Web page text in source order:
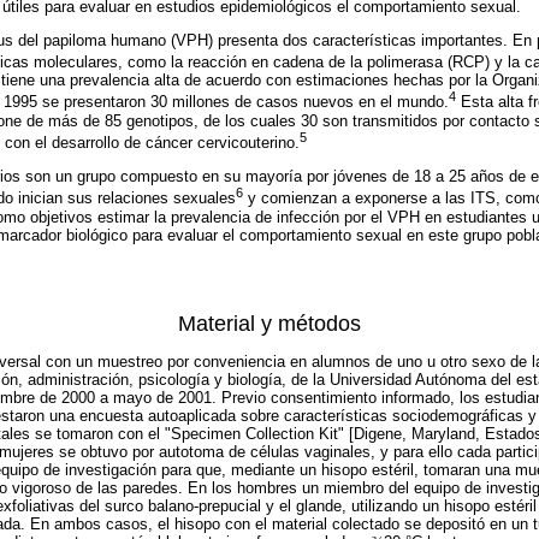
para evaluar en estudios epidemiológicos el comportamiento sexual.
del papiloma humano (VPH) presenta dos características importantes. En
moleculares, como la reacción en cadena de la polimerasa (RCP) y la
una prevalencia alta de acuerdo con estimaciones hechas por la
se presentaron 30 millones de casos nuevos en el mundo.4 Esta alta
de más de 85 genotipos, de los cuales 30 son transmitidos por contacto
el desarrollo de cáncer cervicouterino.5
son un grupo compuesto en su mayoría por jóvenes de 18 a 25 años de
inician sus relaciones sexuales6 y comienzan a exponerse a las ITS,
objetivos estimar la prevalencia de infección por el VPH en estudiantes
biológico para evaluar el comportamiento sexual en este grupo
Material y métodos
con un muestreo por conveniencia en alumnos de uno u otro sexo de
administración, psicología y biología, de la Universidad Autónoma del
de 2000 a mayo de 2001. Previo consentimiento informado, los
una encuesta autoaplicada sobre características sociodemográficas
se tomaron con el "Specimen Collection Kit" [Digene, Maryland,
se obtuvo por autotoma de células vaginales, y para ello cada
de investigación para que, mediante un hisopo estéril, tomaran una
vigoroso de las paredes. En los hombres un miembro del equipo de
del surco balano-prepucial y el glande, utilizando un hisopo
En ambos casos, el hisopo con el material colectado se depositó en un